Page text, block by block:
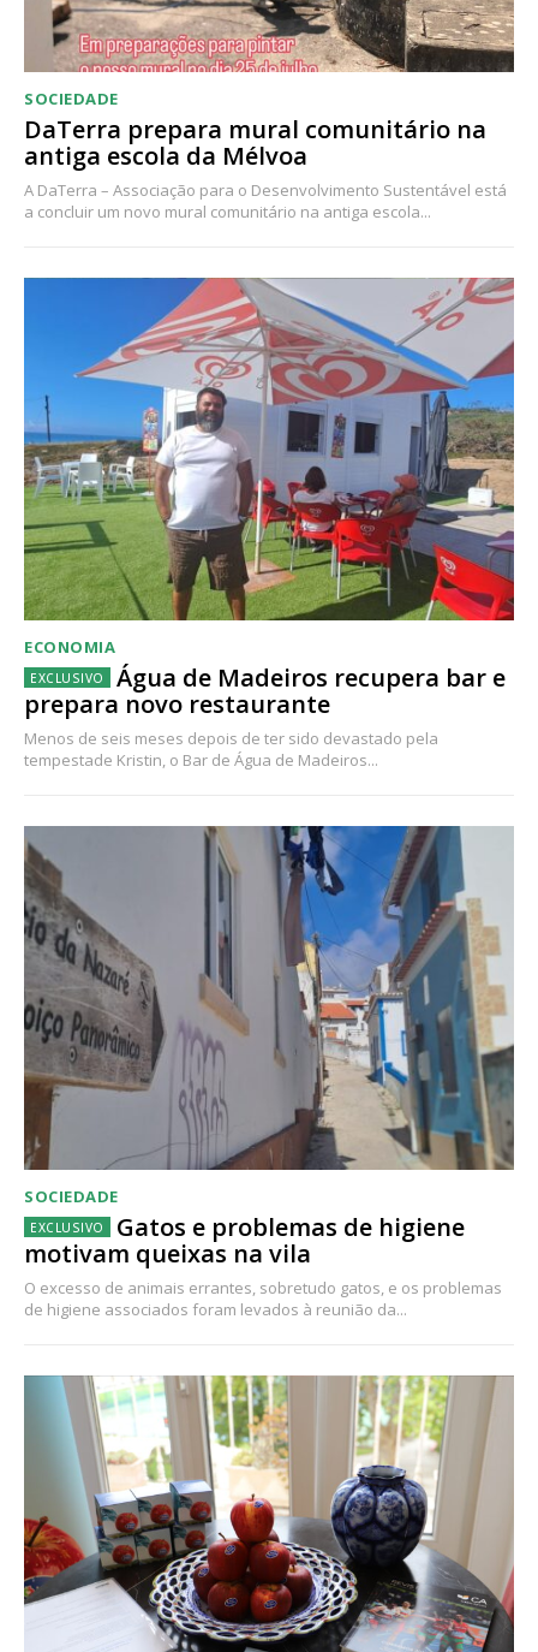
SOCIEDADE
DaTerra prepara mural comunitário na
antiga escola da Mélvoa
A DaTerra – Associação para o Desenvolvimento Sustentável está
a concluir um novo mural comunitário na antiga escola...
ECONOMIA
Água de Madeiros recupera bar e
prepara novo restaurante
Menos de seis meses depois de ter sido devastado pela
tempestade Kristin, o Bar de Água de Madeiros...
SOCIEDADE
Gatos e problemas de higiene
motivam queixas na vila
O excesso de animais errantes, sobretudo gatos, e os problemas
de higiene associados foram levados à reunião da...